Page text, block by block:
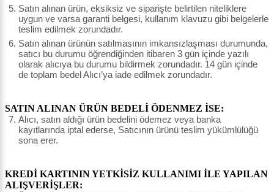
Satın alınan ürün, eksiksiz ve siparişte belirtilen niteliklere
uygun ve varsa garanti belgesi, kullanım klavuzu gibi belgelerle
teslim edilmek zorundadır.
Satın alınan ürünün satılmasının imkansızlaşması durumunda,
satıcı bu durumu öğrendiğinden itibaren 3 gün içinde yazılı
olarak alıcıya bu durumu bildirmek zorundadır. 14 gün içinde
de toplam bedel Alıcı’ya iade edilmek zorundadır.
SATIN ALINAN ÜRÜN BEDELİ ÖDENMEZ İSE:
Alıcı, satın aldığı ürün bedelini ödemez veya banka
kayıtlarında iptal ederse, Satıcının ürünü teslim yükümlülüğü
sona erer.
KREDİ KARTININ YETKİSİZ KULLANIMI İLE YAPILAN
ALIŞVERİŞLER: